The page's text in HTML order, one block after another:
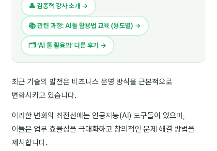
🎬 영상 · 콘텐츠
📊 프레젠테이션 · 기획
🚀 창업 · 커리어 13
🗣️ 외국어 강의
📚 인문학 · 교양
👤 김종혁 강사 소개 →
📚 관련 과정: AI툴 활용법 교육 (용도별) →
🗂 ‘AI 툴 활용법’ 다른 후기 →
최근 기술의 발전은 비즈니스 운영 방식을 근본적으로
변화시키고 있습니다.
이러한 변화의 최전선에는 인공지능(AI) 도구들이 있으며,
이들은 업무 효율성을 극대화하고 창의적인 문제 해결 방법을
제시합니다.